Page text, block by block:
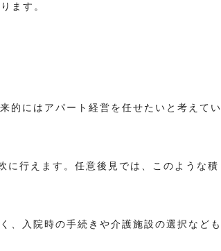
ます。
的にはアパート経営を任せたいと考えてい
に行えます。任意後見では、このような積
、入院時の手続きや介護施設の選択なども